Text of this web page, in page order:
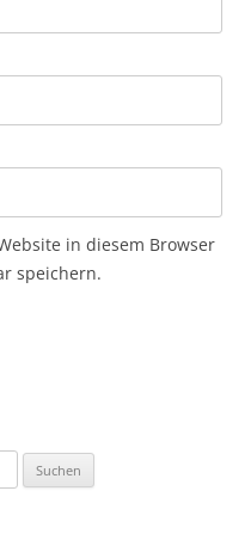
in diesem Browser
speichern.